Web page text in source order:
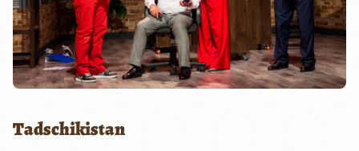
Tadschikistan